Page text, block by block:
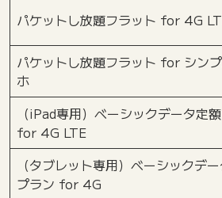
パケットし放題フラット for 4G
パケットし放題フラット for シン
ホ
（iPad専用）ベーシックデータ定
for 4G LTE
（タブレット専用）ベーシックデ
プラン for 4G